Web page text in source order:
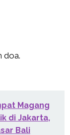
doa.
Magang
di Jakarta,
Bali